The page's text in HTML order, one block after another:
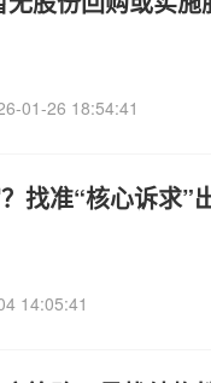
01-26 18:54:41
找准“核心诉求”
14:05:41